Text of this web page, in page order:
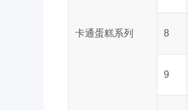
卡通蛋糕系列 8
9